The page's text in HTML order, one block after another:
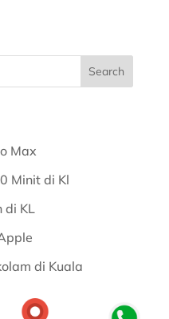
Max
Minit di Kl
di KL
di Kuala